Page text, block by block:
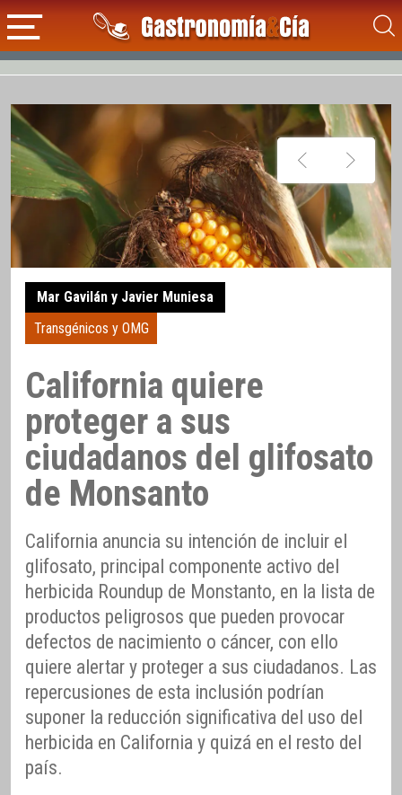
Mar Gavilán y Javier Muniesa
Transgénicos y OMG
California quiere
proteger a sus
ciudadanos del glifosato
de Monsanto
California anuncia su intención de incluir el
glifosato, principal componente activo del
herbicida Roundup de Monstanto, en la lista de
productos peligrosos que pueden provocar
defectos de nacimiento o cáncer, con ello
quiere alertar y proteger a sus ciudadanos. Las
repercusiones de esta inclusión podrían
suponer la reducción significativa del uso del
herbicida en California y quizá en el resto del
país.